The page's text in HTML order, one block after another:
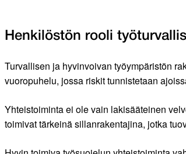
Henkilöstön rooli
Turvallisen ja hyvinvoivan työympäristön
vuoropuhelu, jossa riskit tunnistetaan
Yhteistoiminta ei ole vain lakisääteinen
toimivat tärkeinä sillanrakentajina, jotka